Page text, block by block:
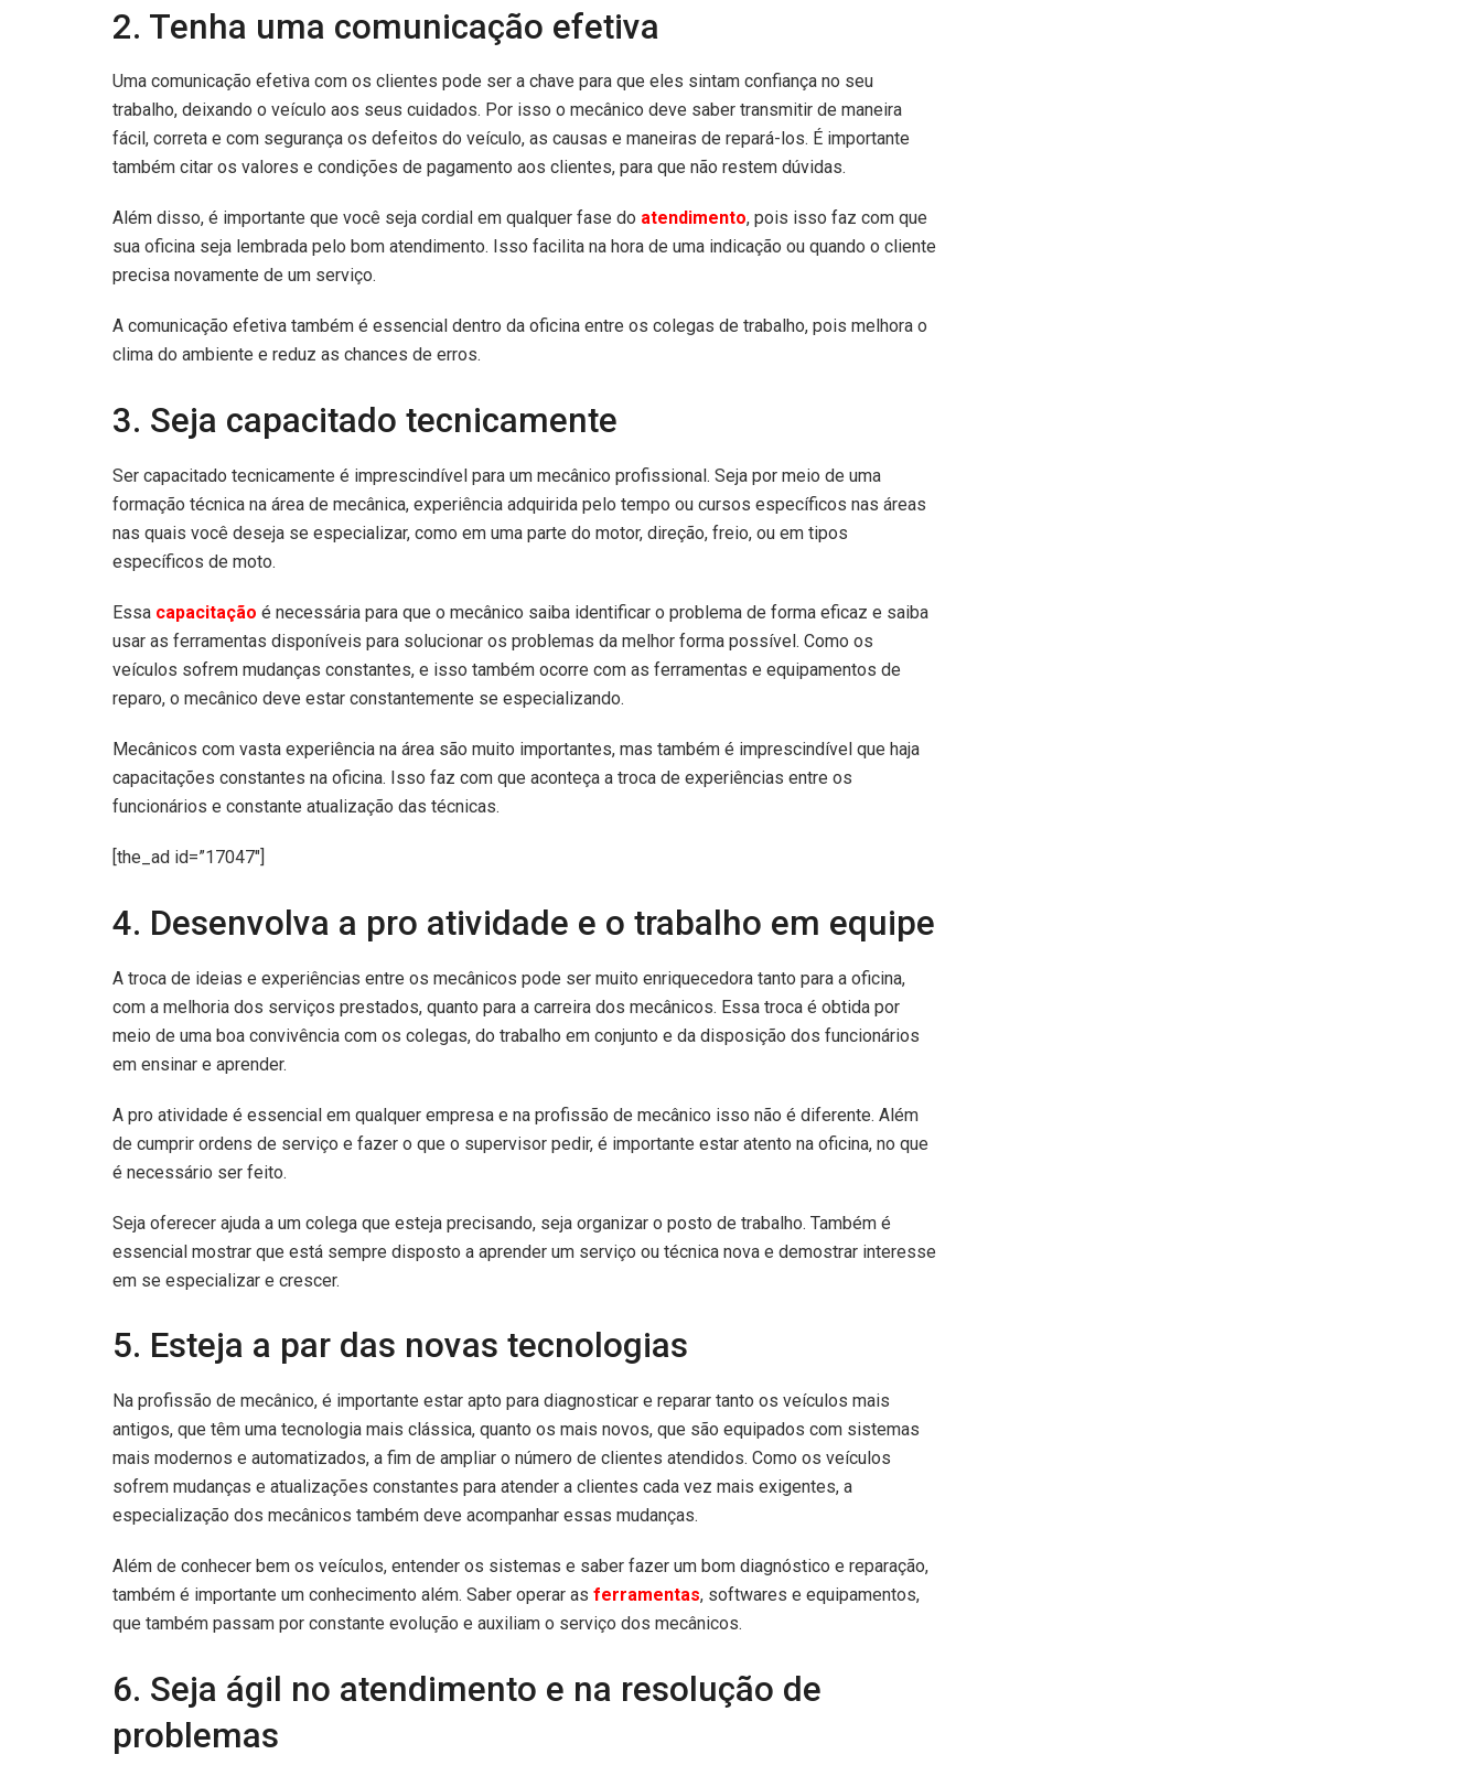
2. Tenha uma comunicação efetiva
Uma comunicação efetiva com os clientes pode ser a chave para que eles sintam confiança no seu
trabalho, deixando o veículo aos seus cuidados. Por isso o mecânico deve saber transmitir de maneira
fácil, correta e com segurança os defeitos do veículo, as causas e maneiras de repará-los. É importante
também citar os valores e condições de pagamento aos clientes, para que não restem dúvidas.
Além disso, é importante que você seja cordial em qualquer fase do atendimento, pois isso faz com que
sua oficina seja lembrada pelo bom atendimento. Isso facilita na hora de uma indicação ou quando o cliente
precisa novamente de um serviço.
A comunicação efetiva também é essencial dentro da oficina entre os colegas de trabalho, pois melhora o
clima do ambiente e reduz as chances de erros.
3. Seja capacitado tecnicamente
Ser capacitado tecnicamente é imprescindível para um mecânico profissional. Seja por meio de uma
formação técnica na área de mecânica, experiência adquirida pelo tempo ou cursos específicos nas áreas
nas quais você deseja se especializar, como em uma parte do motor, direção, freio, ou em tipos
específicos de moto.
Essa capacitação é necessária para que o mecânico saiba identificar o problema de forma eficaz e saiba
usar as ferramentas disponíveis para solucionar os problemas da melhor forma possível. Como os
veículos sofrem mudanças constantes, e isso também ocorre com as ferramentas e equipamentos de
reparo, o mecânico deve estar constantemente se especializando.
Mecânicos com vasta experiência na área são muito importantes, mas também é imprescindível que haja
capacitações constantes na oficina. Isso faz com que aconteça a troca de experiências entre os
funcionários e constante atualização das técnicas.
[the_ad id=”17047″]
4. Desenvolva a pro atividade e o trabalho em equipe
A troca de ideias e experiências entre os mecânicos pode ser muito enriquecedora tanto para a oficina,
com a melhoria dos serviços prestados, quanto para a carreira dos mecânicos. Essa troca é obtida por
meio de uma boa convivência com os colegas, do trabalho em conjunto e da disposição dos funcionários
em ensinar e aprender.
A pro atividade é essencial em qualquer empresa e na profissão de mecânico isso não é diferente. Além
de cumprir ordens de serviço e fazer o que o supervisor pedir, é importante estar atento na oficina, no que
é necessário ser feito.
Seja oferecer ajuda a um colega que esteja precisando, seja organizar o posto de trabalho. Também é
essencial mostrar que está sempre disposto a aprender um serviço ou técnica nova e demostrar interesse
em se especializar e crescer.
5. Esteja a par das novas tecnologias
Na profissão de mecânico, é importante estar apto para diagnosticar e reparar tanto os veículos mais
antigos, que têm uma tecnologia mais clássica, quanto os mais novos, que são equipados com sistemas
mais modernos e automatizados, a fim de ampliar o número de clientes atendidos. Como os veículos
sofrem mudanças e atualizações constantes para atender a clientes cada vez mais exigentes, a
especialização dos mecânicos também deve acompanhar essas mudanças.
Além de conhecer bem os veículos, entender os sistemas e saber fazer um bom diagnóstico e reparação,
também é importante um conhecimento além. Saber operar as ferramentas, softwares e equipamentos,
que também passam por constante evolução e auxiliam o serviço dos mecânicos.
6. Seja ágil no atendimento e na resolução de
problemas